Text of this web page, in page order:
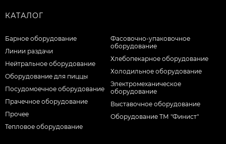
КАТАЛОГ
Барное оборудование
Линии раздачи
Нейтральное оборудование
Оборудование для пиццы
Посудомоечное оборудование
Прачечное оборудование
Прочее
Тепловое оборудование
Фасовочно-упаковочное
оборудование
Хлебопекарное оборудование
Холодильное оборудование
Электромеханическое
оборудование
Выставочное оборудование
Оборудование ТМ "Финист"